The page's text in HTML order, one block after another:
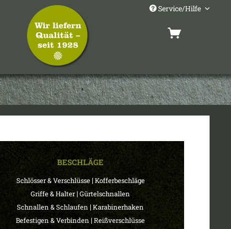
Service/Hilfe
BESCHLÄGE
Schlösser & Verschlüsse|Kofferbeschläge
Griffe & Halter |Gürtelschnallen
Schnallen & Schlaufen |Karabinerhaken
Befestigen & Verbinden |Reißverschlüsse